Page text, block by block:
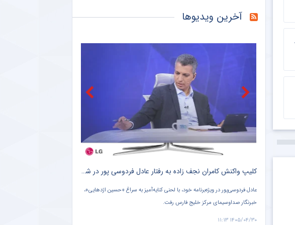
آشتیانی: اگر پرسپولیس کمیته فنی داشت، بعضی خرید‌ها انجام نمی‌شد
موفقیت داوران ایرانی در سمینار سالانه نخبگان آسیا
خبرگزاری میزان شکست مذاکرات رئال بر سر انتقال رودری؟/ بمب نقل‌وانتقالاتی که فعلاً ترکیدنی نیست!
حضور رسول اسدی در نشست هیئت اجرایی کنفدراسیون دوچرخه‌سواری آسیا
آخرین ویدیوها
کلیپ لورفته از آرزوی نتانیاهو برای جام جهانی خبرساز شد + کلیپ پربازدید
بنیامین نتانیاهو، نخست‌ وزیر رژیم صهیونیستی، پیش از فینال جام جهانی ۲۰۲۶ با
اعلام حمایت صریح از تیم ملی آرژانتین و لیونل مسی، برای این تیم آرزوی قهرمانی
۱۴۰۵/۰۴/۳۰ ۱۱:۰۰